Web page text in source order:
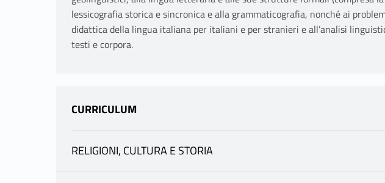
lessicografia storica e sincronica e alla grammaticografia, nonché ai
didattica della lingua italiana per italiani e per stranieri e all’analisi
testi e corpora.
CURRICULUM
RELIGIONI, CULTURA E STORIA